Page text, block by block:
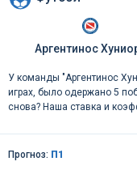
Аргентинос
У команды "Аргентинос
играх, было одержано 5
снова? Наша ставка и
Прогноз: П1